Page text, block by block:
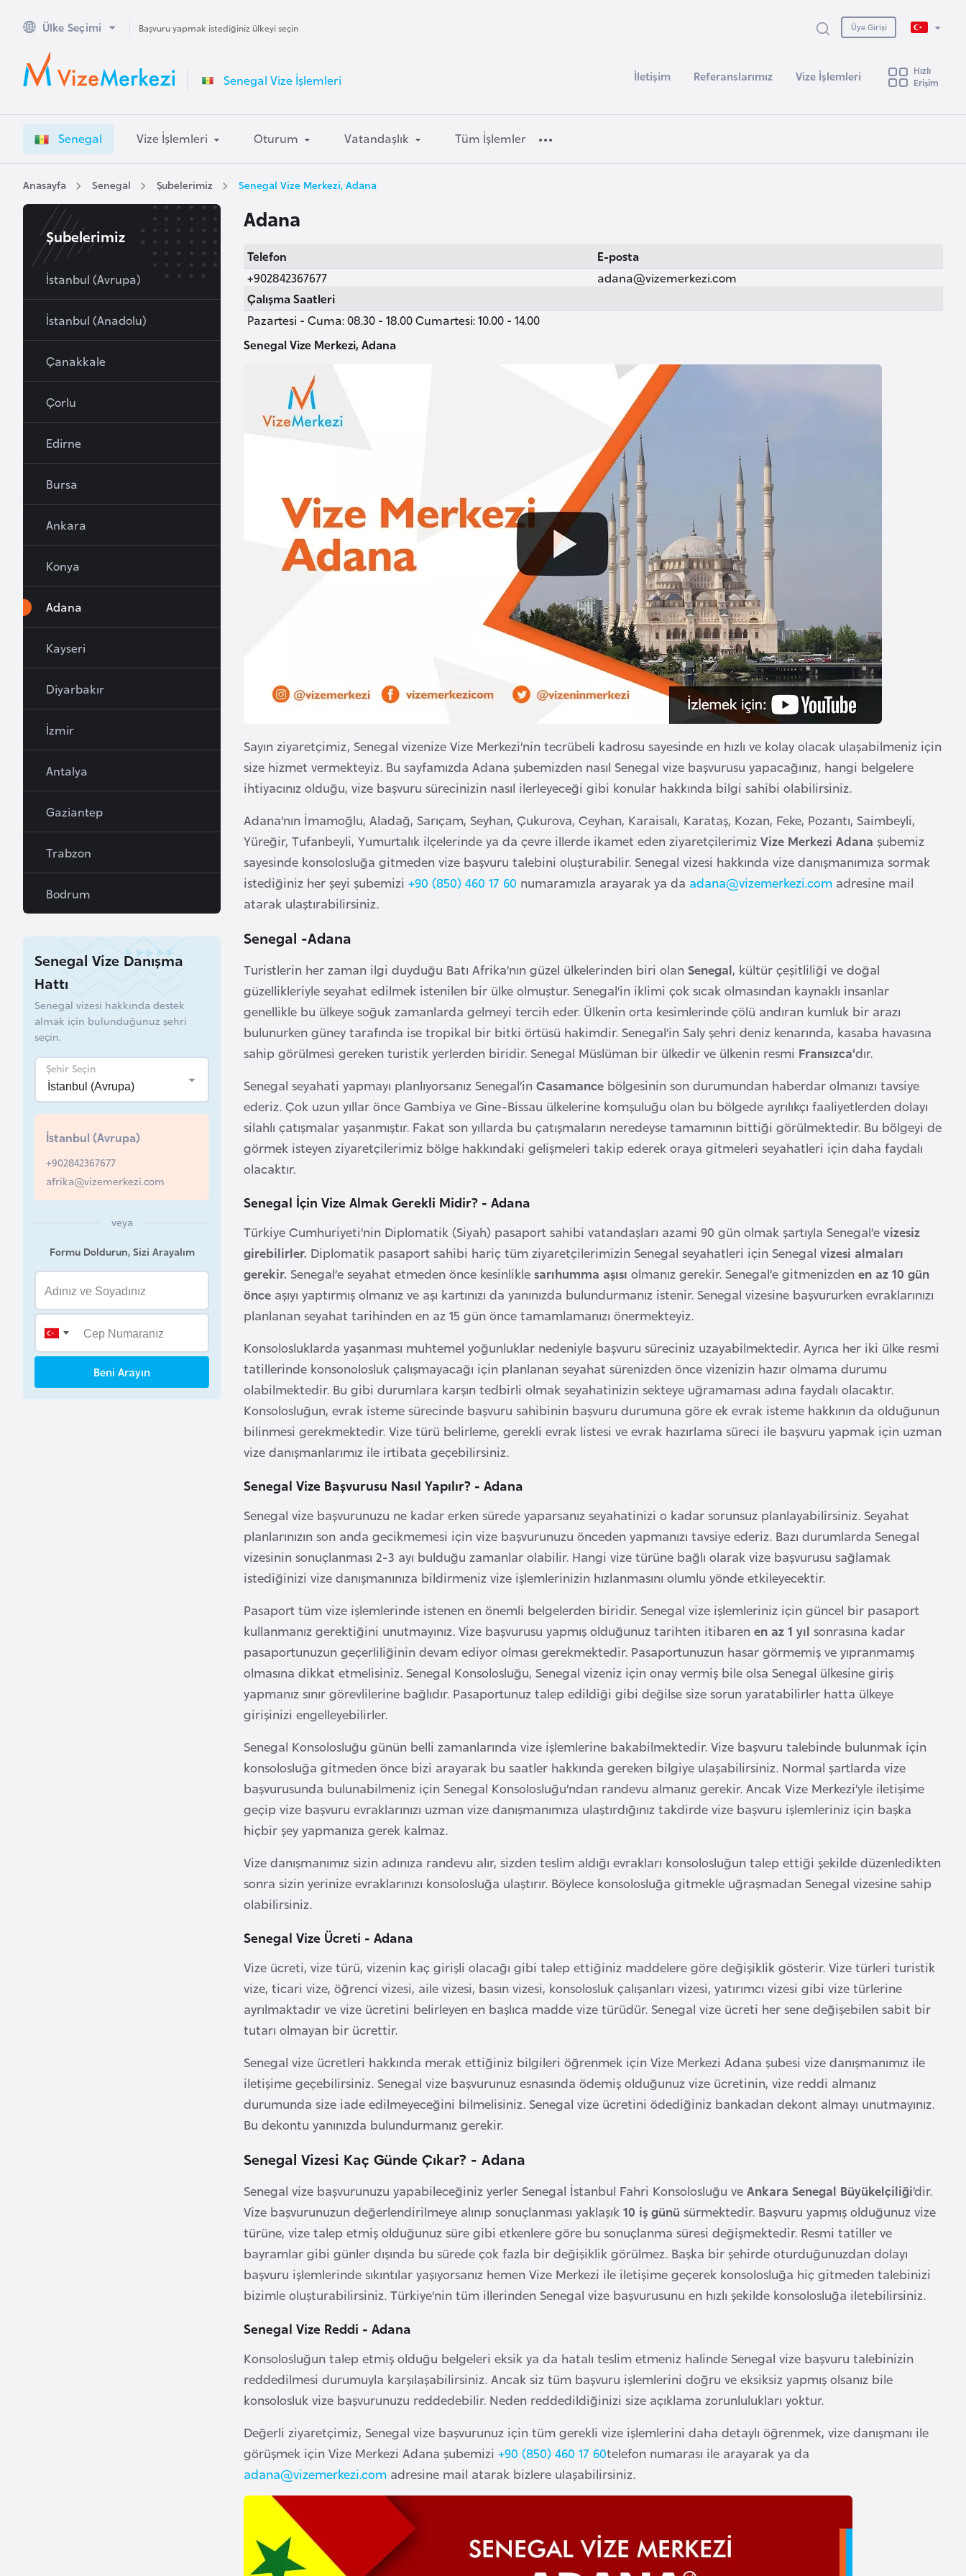
Ülke Seçimi Başvuru yapmak istediğiniz ülkeyi seçin Üye Girişi
Senegal Vize İşlemleri İletişim Referanslarımız Vize İşlemleri
Hızlı
Erişim
Senegal Vize İşlemleri Oturum Vatandaşlık Tüm İşlemler
Anasayfa Senegal Şubelerimiz Senegal Vize Merkezi, Adana
Adana
Telefon
+902842367677
E-posta
adana@vizemerkezi.com
Çalışma Saatleri
Pazartesi - Cuma: 08.30 - 18.00 Cumartesi: 10.00 - 14.00
Senegal Vize Merkezi, Adana
Sayın ziyaretçimiz, Senegal vizenize Vize Merkezi’nin tecrübeli kadrosu sayesinde en hızlı ve kolay olacak ulaşabilmeniz için
size hizmet vermekteyiz. Bu sayfamızda Adana şubemizden nasıl Senegal vize başvurusu yapacağınız, hangi belgelere
ihtiyacınız olduğu, vize başvuru sürecinizin nasıl ilerleyeceği gibi konular hakkında bilgi sahibi olabilirsiniz.
Adana’nın İmamoğlu, Aladağ, Sarıçam, Seyhan, Çukurova, Ceyhan, Karaisalı, Karataş, Kozan, Feke, Pozantı, Saimbeyli,
Yüreğir, Tufanbeyli, Yumurtalık ilçelerinde ya da çevre illerde ikamet eden ziyaretçilerimiz Vize Merkezi Adana şubemiz
sayesinde konsolosluğa gitmeden vize başvuru talebini oluşturabilir. Senegal vizesi hakkında vize danışmanımıza sormak
istediğiniz her şeyi şubemizi +90 (850) 460 17 60 numaramızla arayarak ya da adana@vizemerkezi.com adresine mail
atarak ulaştırabilirsiniz.
Senegal -Adana
Turistlerin her zaman ilgi duyduğu Batı Afrika’nın güzel ülkelerinden biri olan Senegal, kültür çeşitliliği ve doğal
güzellikleriyle seyahat edilmek istenilen bir ülke olmuştur. Senegal’in iklimi çok sıcak olmasından kaynaklı insanlar
genellikle bu ülkeye soğuk zamanlarda gelmeyi tercih eder. Ülkenin orta kesimlerinde çölü andıran kumluk bir arazı
bulunurken güney tarafında ise tropikal bir bitki örtüsü hakimdir. Senegal’in Saly şehri deniz kenarında, kasaba havasına
sahip görülmesi gereken turistik yerlerden biridir. Senegal Müslüman bir ülkedir ve ülkenin resmi Fransızca’dır.
Senegal seyahati yapmayı planlıyorsanız Senegal’in Casamance bölgesinin son durumundan haberdar olmanızı tavsiye
ederiz. Çok uzun yıllar önce Gambiya ve Gine-Bissau ülkelerine komşuluğu olan bu bölgede ayrılıkçı faaliyetlerden dolayı
silahlı çatışmalar yaşanmıştır. Fakat son yıllarda bu çatışmaların neredeyse tamamının bittiği görülmektedir. Bu bölgeyi de
görmek isteyen ziyaretçilerimiz bölge hakkındaki gelişmeleri takip ederek oraya gitmeleri seyahatleri için daha faydalı
olacaktır.
Senegal İçin Vize Almak Gerekli Midir? - Adana
Türkiye Cumhuriyeti’nin Diplomatik (Siyah) pasaport sahibi vatandaşları azami 90 gün olmak şartıyla Senegal’e vizesiz
girebilirler. Diplomatik pasaport sahibi hariç tüm ziyaretçilerimizin Senegal seyahatleri için Senegal vizesi almaları
gerekir. Senegal’e seyahat etmeden önce kesinlikle sarıhumma aşısı olmanız gerekir. Senegal’e gitmenizden en az 10 gün
önce aşıyı yaptırmış olmanız ve aşı kartınızı da yanınızda bulundurmanız istenir. Senegal vizesine başvururken evraklarınızı
planlanan seyahat tarihinden en az 15 gün önce tamamlamanızı önermekteyiz.
Konsolosluklarda yaşanması muhtemel yoğunluklar nedeniyle başvuru süreciniz uzayabilmektedir. Ayrıca her iki ülke resmi
tatillerinde konsonolosluk çalışmayacağı için planlanan seyahat sürenizden önce vizenizin hazır olmama durumu
olabilmektedir. Bu gibi durumlara karşın tedbirli olmak seyahatinizin sekteye uğramaması adına faydalı olacaktır.
Konsolosluğun, evrak isteme sürecinde başvuru sahibinin başvuru durumuna göre ek evrak isteme hakkının da olduğunun
bilinmesi gerekmektedir. Vize türü belirleme, gerekli evrak listesi ve evrak hazırlama süreci ile başvuru yapmak için uzman
vize danışmanlarımız ile irtibata geçebilirsiniz.
Senegal Vize Başvurusu Nasıl Yapılır? - Adana
Senegal vize başvurunuzu ne kadar erken sürede yaparsanız seyahatinizi o kadar sorunsuz planlayabilirsiniz. Seyahat
planlarınızın son anda gecikmemesi için vize başvurunuzu önceden yapmanızı tavsiye ederiz. Bazı durumlarda Senegal
vizesinin sonuçlanması 2-3 ayı bulduğu zamanlar olabilir. Hangi vize türüne bağlı olarak vize başvurusu sağlamak
istediğinizi vize danışmanınıza bildirmeniz vize işlemlerinizin hızlanmasını olumlu yönde etkileyecektir.
Pasaport tüm vize işlemlerinde istenen en önemli belgelerden biridir. Senegal vize işlemleriniz için güncel bir pasaport
kullanmanız gerektiğini unutmayınız. Vize başvurusu yapmış olduğunuz tarihten itibaren en az 1 yıl sonrasına kadar
pasaportunuzun geçerliliğinin devam ediyor olması gerekmektedir. Pasaportunuzun hasar görmemiş ve yıpranmamış
olmasına dikkat etmelisiniz. Senegal Konsolosluğu, Senegal vizeniz için onay vermiş bile olsa Senegal ülkesine giriş
yapmanız sınır görevlilerine bağlıdır. Pasaportunuz talep edildiği gibi değilse size sorun yaratabilirler hatta ülkeye
girişinizi engelleyebilirler.
Senegal Konsolosluğu günün belli zamanlarında vize işlemlerine bakabilmektedir. Vize başvuru talebinde bulunmak için
konsolosluğa gitmeden önce bizi arayarak bu saatler hakkında gereken bilgiye ulaşabilirsiniz. Normal şartlarda vize
başvurusunda bulunabilmeniz için Senegal Konsolosluğu’ndan randevu almanız gerekir. Ancak Vize Merkezi’yle iletişime
geçip vize başvuru evraklarınızı uzman vize danışmanımıza ulaştırdığınız takdirde vize başvuru işlemleriniz için başka
hiçbir şey yapmanıza gerek kalmaz.
Vize danışmanımız sizin adınıza randevu alır, sizden teslim aldığı evrakları konsolosluğun talep ettiği şekilde düzenledikten
sonra sizin yerinize evraklarınızı konsolosluğa ulaştırır. Böylece konsolosluğa gitmekle uğraşmadan Senegal vizesine sahip
olabilirsiniz.
Senegal Vize Ücreti - Adana
Vize ücreti, vize türü, vizenin kaç girişli olacağı gibi talep ettiğiniz maddelere göre değişiklik gösterir. Vize türleri turistik
vize, ticari vize, öğrenci vizesi, aile vizesi, basın vizesi, konsolosluk çalışanları vizesi, yatırımcı vizesi gibi vize türlerine
ayrılmaktadır ve vize ücretini belirleyen en başlıca madde vize türüdür. Senegal vize ücreti her sene değişebilen sabit bir
tutarı olmayan bir ücrettir.
Senegal vize ücretleri hakkında merak ettiğiniz bilgileri öğrenmek için Vize Merkezi Adana şubesi vize danışmanımız ile
iletişime geçebilirsiniz. Senegal vize başvurunuz esnasında ödemiş olduğunuz vize ücretinin, vize reddi almanız
durumunda size iade edilmeyeceğini bilmelisiniz. Senegal vize ücretini ödediğiniz bankadan dekont almayı unutmayınız.
Bu dekontu yanınızda bulundurmanız gerekir.
Senegal Vizesi Kaç Günde Çıkar? - Adana
Senegal vize başvurunuzu yapabileceğiniz yerler Senegal İstanbul Fahri Konsolosluğu ve Ankara Senegal Büyükelçiliği’dir.
Vize başvurunuzun değerlendirilmeye alınıp sonuçlanması yaklaşık 10 iş günü sürmektedir. Başvuru yapmış olduğunuz vize
türüne, vize talep etmiş olduğunuz süre gibi etkenlere göre bu sonuçlanma süresi değişmektedir. Resmi tatiller ve
bayramlar gibi günler dışında bu sürede çok fazla bir değişiklik görülmez. Başka bir şehirde oturduğunuzdan dolayı
başvuru işlemlerinde sıkıntılar yaşıyorsanız hemen Vize Merkezi ile iletişime geçerek konsolosluğa hiç gitmeden talebinizi
bizimle oluşturabilirsiniz. Türkiye’nin tüm illerinden Senegal vize başvurusunu en hızlı şekilde konsolosluğa iletebilirsiniz.
Senegal Vize Reddi - Adana
Konsolosluğun talep etmiş olduğu belgeleri eksik ya da hatalı teslim etmeniz halinde Senegal vize başvuru talebinizin
reddedilmesi durumuyla karşılaşabilirsiniz. Ancak siz tüm başvuru işlemlerini doğru ve eksiksiz yapmış olsanız bile
konsolosluk vize başvurunuzu reddedebilir. Neden reddedildiğinizi size açıklama zorunlulukları yoktur.
Değerli ziyaretçimiz, Senegal vize başvurunuz için tüm gerekli vize işlemlerini daha detaylı öğrenmek, vize danışmanı ile
görüşmek için Vize Merkezi Adana şubemizi +90 (850) 460 17 60telefon numarası ile arayarak ya da
adana@vizemerkezi.com adresine mail atarak bizlere ulaşabilirsiniz.
Şubelerimiz
İstanbul (Avrupa)
İstanbul (Anadolu)
Çanakkale
Çorlu
Edirne
Bursa
Ankara
Konya
Adana
Kayseri
Diyarbakır
İzmir
Antalya
Gaziantep
Trabzon
Bodrum
Senegal Vize Danışma
Hattı
Senegal vizesi hakkında destek
almak için bulunduğunuz şehri
seçin.
Şehir Seçin
İstanbul (Avrupa)
+902842367677
afrika@vizemerkezi.com
veya
Formu Doldurun, Sizi Arayalım
Beni Arayın
A
u
s
a
l
A
u
s
t
y
z
r
b
a
y
c
a
n
B
h
r
y
n
a
n
g
l
a
d
e
l
r
u
s
B
e
l
ç
i
a
B
e
i